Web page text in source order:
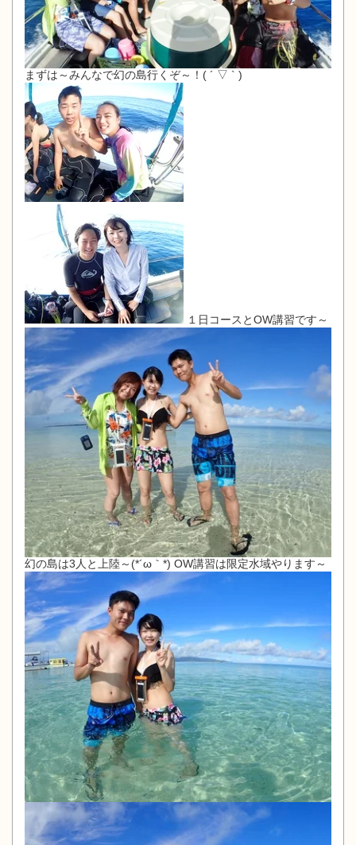
まずは～みんなで幻の島行くぞ～！( ´ ▽ ` )
１日コースとOW講習です～
幻の島は3人と上陸～(*´ω｀*) OW講習は限定水域やります～